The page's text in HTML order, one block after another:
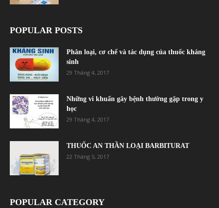
POPULAR POSTS
Phân loại, cơ chế và tác dụng của thuốc kháng
sinh
29 Tháng 4, 2017
Những vi khuẩn gây bệnh thường gặp trong y
học
29 Tháng 4, 2017
THUỐC AN THẦN LOẠI BARBITURAT
22 Tháng 5, 2017
POPULAR CATEGORY